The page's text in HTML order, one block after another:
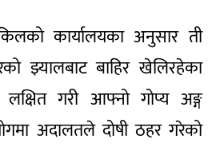
कार्यालयका अनुसार ती
झ्यालबाट बाहिर खेलिरहेका
लक्षित गरी आफ्नो गोप्य अङ्ग
अदालतले दोषी ठहर गरेको